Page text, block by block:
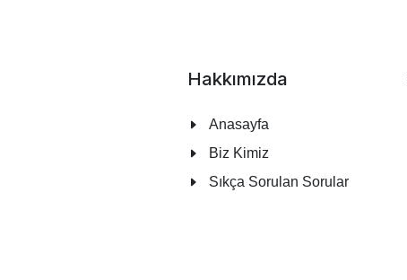
Hakkımızda
Anasayfa
Biz Kimiz
Sıkça Sorulan Sorular